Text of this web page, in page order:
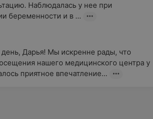
Наблюдалась у нее при
беременности и в ...
Дарья! Мы искренне рады, что
нашего медицинского центра у
приятное впечатление...